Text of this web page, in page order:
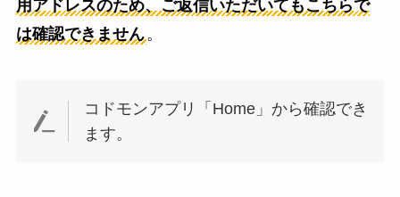
用アドレスのため、ご返信いただいてもこちらで
は確認できません。
コドモンアプリ「Home」から確認でき
ます。